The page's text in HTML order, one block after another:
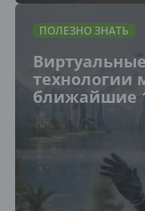
ПОЛЕЗНО ЗНАТЬ
технологии
ближайшие